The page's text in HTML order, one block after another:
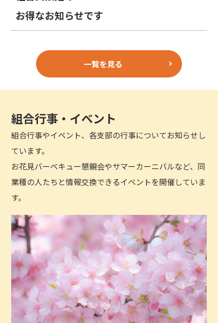
お得なお知らせです
一覧を見る
組合行事・イベント
組合行事やイベント、各支部の行事についてお知らせし
ています。
お花見バーベキュー懇親会やサマーカーニバルなど、同
業種の人たちと情報交換できるイベントを開催していま
す。